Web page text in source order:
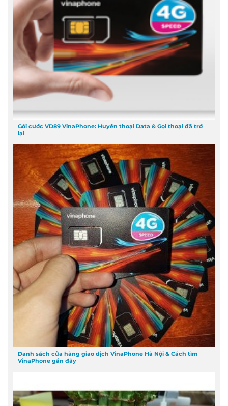
Gói cước VD89 VinaPhone: Huyền thoại Data & Gọi thoại đã trở
lại
Danh sách cửa hàng giao dịch VinaPhone Hà Nội & Cách tìm
VinaPhone gần đây